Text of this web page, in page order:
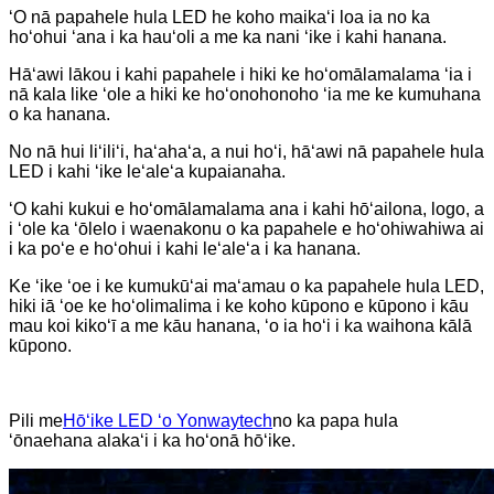
ʻO nā papahele hula LED he koho maikaʻi loa ia no ka
hoʻohui ʻana i ka hauʻoli a me ka nani ʻike i kahi hanana.
Hāʻawi lākou i kahi papahele i hiki ke hoʻomālamalama ʻia i
nā kala like ʻole a hiki ke hoʻonohonoho ʻia me ke kumuhana
o ka hanana.
No nā hui liʻiliʻi, haʻahaʻa, a nui hoʻi, hāʻawi nā papahele hula
LED i kahi ʻike leʻaleʻa kupaianaha.
ʻO kahi kukui e hoʻomālamalama ana i kahi hōʻailona, ​​​​logo, a
i ʻole ka ʻōlelo i waenakonu o ka papahele e hoʻohiwahiwa ai
i ka poʻe e hoʻohui i kahi leʻaleʻa i ka hanana.
Ke ʻike ʻoe i ke kumukūʻai maʻamau o ka papahele hula LED,
hiki iā ʻoe ke hoʻolimalima i ke koho kūpono e kūpono i kāu
mau koi kikoʻī a me kāu hanana, ʻo ia hoʻi i ka waihona kālā
kūpono.
Pili meHōʻike LED ʻo Yonwaytechno ka papa hula
ʻōnaehana alakaʻi i ka hoʻonā hōʻike.